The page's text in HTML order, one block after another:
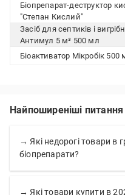
Біопрепарат-деструктор
"Степан Кислий"
Засіб для септиків і
Антимул 5 м³ 500 мл
Біоактиватор Мікробік 500
Найпоширеніші питання
→ Які недорогі товари в
біопрепарати?
→ Які товари купити в